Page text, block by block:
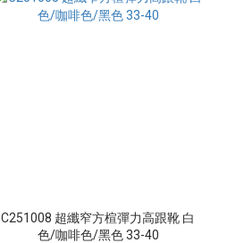
C251008 超纖窄方楦彈力高跟靴 白
色/咖啡色/黑色 33-40